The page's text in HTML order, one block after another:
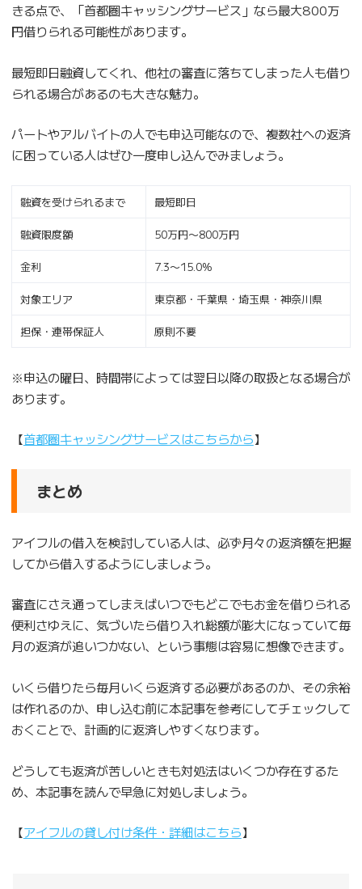
きる点で、「首都圏キャッシングサービス」なら最大800万
円借りられる可能性があります。
最短即日融資してくれ、他社の審査に落ちてしまった人も借り
られる場合があるのも大きな魅力。
パートやアルバイトの人でも申込可能なので、複数社への返済
に困っている人はぜひ一度申し込んでみましょう。
融資を受けられるまで 最短即日
融資限度額 50万円〜800万円
金利 7.3〜15.0%
対象エリア 東京都・千葉県・埼玉県・神奈川県
担保・連帯保証人 原則不要
※申込の曜日、時間帯によっては翌日以降の取扱となる場合が
あります。
【首都圏キャッシングサービスはこちらから】
まとめ
アイフルの借入を検討している人は、必ず月々の返済額を把握
してから借入するようにしましょう。
審査にさえ通ってしまえばいつでもどこでもお金を借りられる
便利さゆえに、気づいたら借り入れ総額が膨大になっていて毎
月の返済が追いつかない、という事態は容易に想像できます。
いくら借りたら毎月いくら返済する必要があるのか、その余裕
は作れるのか、申し込む前に本記事を参考にしてチェックして
おくことで、計画的に返済しやすくなります。
どうしても返済が苦しいときも対処法はいくつか存在するた
め、本記事を読んで早急に対処しましょう。
【アイフルの貸し付け条件・詳細はこちら】